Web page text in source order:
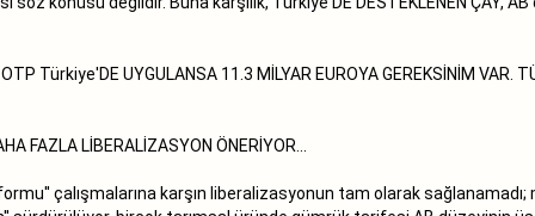
Türkiye'DE UYGULANSA 11.3 MİLYAR EUROYA GEREKSİNİM VAR.
FAZLA LİBERALİZASYON ÖNERİYOR...
çalışmalarına karşın liberalizasyonun tam olarak sağlanamadı;